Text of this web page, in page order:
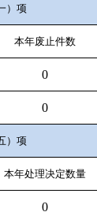
）项
本年废止件数
0
0
）项
本年处理决定数量
0